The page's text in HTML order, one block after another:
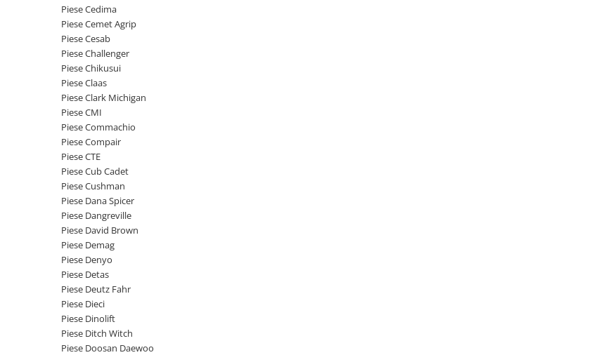
Garnituri utilaje
Abtibilduri - Etichete
Piese electrice
Cabluri si mufe
Mufe si pini
Piese contact
Contactor 12V
Contactoare 24V
Contactoare 48V
Motoare electrice
Placa electronica
Contact general - Ciuperca
Becuri indicatoare
Piese Timberjack
Piese Valmet Valtra
Piese Vogele
Piese Yuchai
Piese Zeppelin
Piese Schaeff
Piese Putzmeister
Piese Mitsubishi
Piese Matbro
Piese Lindner
Piese Kramer
Piese Kaiser
Piese Jacobsen
Piese Ingersoll Rand
Piese Hanomag
Piese Hamm
Piese Cedima
Piese Cemet Agrip
Piese Cesab
Piese Challenger
Piese Chikusui
Piese Claas
Piese Clark Michigan
Piese CMI
Piese Commachio
Piese Compair
Piese CTE
Piese Cub Cadet
Piese Cushman
Piese Dana Spicer
Piese Dangreville
Piese David Brown
Piese Demag
Piese Denyo
Piese Detas
Piese Deutz Fahr
Piese Dieci
Piese Dinolift
Piese Ditch Witch
Piese Doosan Daewoo